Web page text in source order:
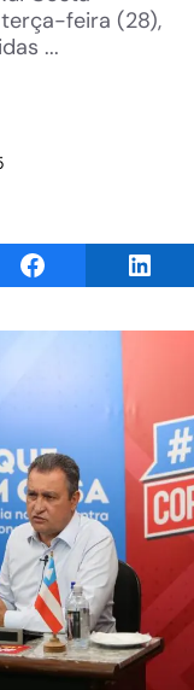
feira (28),
...
Share on Facebook